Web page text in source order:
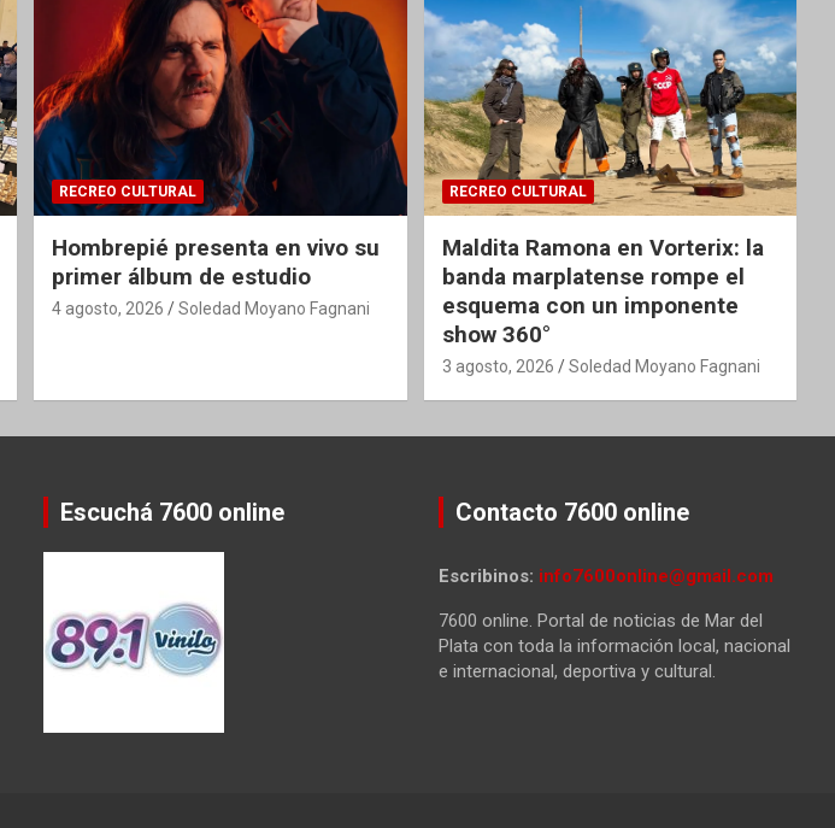
RECREO CULTURAL
Hombrepié presenta en vivo su
primer álbum de estudio
4 agosto, 2026 Soledad Moyano Fagnani
RECREO CULTURAL
Maldita Ramona en Vorterix: la
banda marplatense rompe el
esquema con un imponente
show 360°
3 agosto, 2026 Soledad Moyano Fagnani
Escuchá 7600 online Contacto 7600 online
Escribinos: info7600online@gmail.com
7600 online. Portal de noticias de Mar del
Plata con toda la información local, nacional
e internacional, deportiva y cultural.